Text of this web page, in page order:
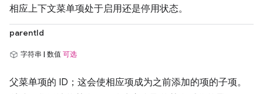
相应上下文菜单项处于启用还是停用状态。
parentId
字符串 | 数值 可选
父菜单项的 ID；这会使相应项成为之前添加的项的子项。